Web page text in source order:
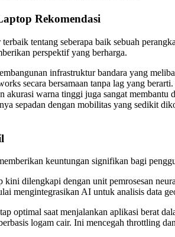
Rekomendasi
tentang seberapa baik sebuah
perspektif yang berharga.
infrastruktur bandara yang
secara bersamaan tanpa lag yang
warna tinggi juga sangat
sepadan dengan mobilitas yang sedikit
keuntungan signifikan bagi
kini dilengkapi dengan unit pemrosesan
mengintegrasikan AI untuk analisis data
optimal saat menjalankan aplikasi berat
logam cair. Ini mencegah throttling